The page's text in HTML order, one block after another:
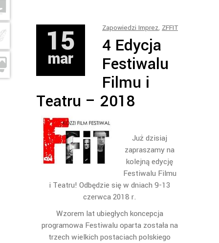
15
mar
Zapowiedzi Imprez, ZFFIT
4 Edycja
Festiwalu
Filmu i
Teatru – 2018
Już dzisiaj
zapraszamy na
kolejną edycję
Festiwalu Filmu
i Teatru! Odbędzie się w dniach 9-13
czerwca 2018 r.
Wzorem lat ubiegłych koncepcja
programowa Festiwalu oparta została na
trzech wielkich postaciach polskiego